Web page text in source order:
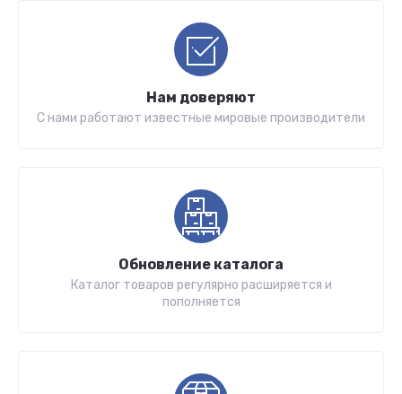
Нам доверяют
С нами работают известные мировые производители
Обновление каталога
Каталог товаров регулярно расширяется и
пополняется